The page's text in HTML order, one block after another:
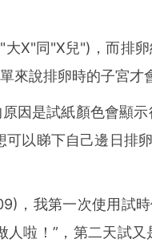
X"同"X兒")，而排
來說排卵時的子宮才
因是試紙顏色會顯
以睇下自己邊日排
，我第一次使用試
啦！”，第二天試